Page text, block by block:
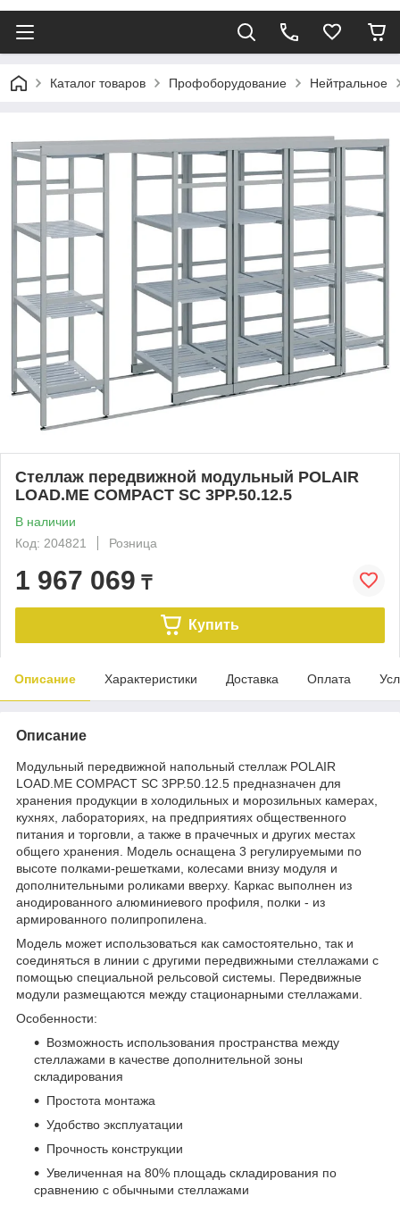
Каталог товаров Профоборудование Нейтральное
Стеллаж передвижной модульный POLAIR
LOAD.ME COMPACT SC 3PP.50.12.5
В наличии
Код: 204821
Розница
1 967 069 ₸
Купить
Описание Характеристики Доставка Оплата
Описание
Модульный передвижной напольный стеллаж POLAIR
LOAD.ME COMPACT SC 3PP.50.12.5 предназначен для
хранения продукции в холодильных и морозильных камерах,
кухнях, лабораториях, на предприятиях общественного
питания и торговли, а также в прачечных и других местах
общего хранения. Модель оснащена 3 регулируемыми по
высоте полками-решетками, колесами внизу модуля и
дополнительными роликами вверху. Каркас выполнен из
анодированного алюминиевого профиля, полки - из
армированного полипропилена.
Модель может использоваться как самостоятельно, так и
соединяться в линии с другими передвижными стеллажами с
помощью специальной рельсовой системы. Передвижные
модули размещаются между стационарными стеллажами.
Особенности:
Возможность использования пространства между
стеллажами в качестве дополнительной зоны
складирования
Простота монтажа
Удобство эксплуатации
Прочность конструкции
Увеличенная на 80% площадь складирования по
сравнению с обычными стеллажами